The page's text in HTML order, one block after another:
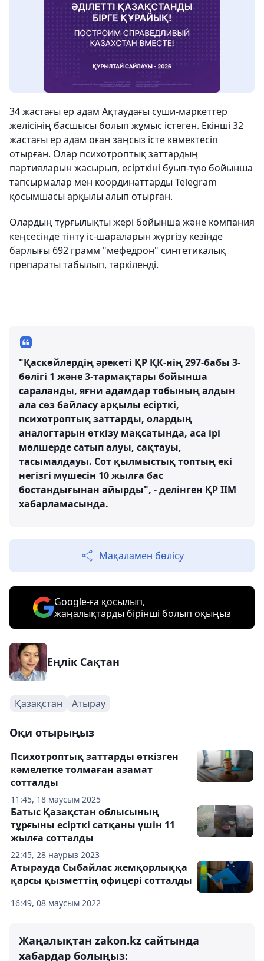
34 жастағы ер адам Ақтаудағы суши-маркеттер
желісінің басшысы болып жұмыс істеген. Екінші 32
жастағы ер адам оған заңсыз істе көмектесіп
отырған. Олар психотроптық заттардың
партияларын жасырып, есірткіні буып-түю бойынша
тапсырмалар мен координаттарды Telegram
қосымшасы арқылы алып отырған.
Олардың тұрғылықты жері бойынша және компания
кеңсесінде тінту іс-шараларын жүргізу кезінде
барлығы 692 грамм "мефедрон" синтетикалық
препараты табылып, тәркіленді.
"Қаскөйлердің әрекеті ҚР ҚК-нің 297-бабы 3-
бөлігі 1 және 3-тармақтары бойынша
сараланды, яғни адамдар тобының алдын
ала сөз байласу арқылы есірткі,
психотроптық заттарды, олардың
аналогтарын өткізу мақсатында, аса ірі
мөлшерде сатып алуы, сақтауы,
тасымалдауы. Сот қылмыстық топтың екі
негізгі мүшесін 10 жылға бас
бостандығынан айырды", - делінген ҚР ІІМ
хабарламасында.
Мақаламен бөлісу
Google-ға қосылып,
жаңалықтарды бірінші болып оқыңыз
Еңлік Сақтан
Қазақстан Атырау
Оқи отырыңыз
11:45, 18 маусым 2025
Психотроптық заттарды өткізген
кәмелетке толмаған азамат
сотталды
22:45, 28 наурыз 2023
Батыс Қазақстан облысының
тұрғыны есірткі сатқаны үшін 11
жылға сотталды
16:49, 08 маусым 2022
Атырауда Сыбайлас жемқорлыққа
қарсы қызметтің офицері сотталды
Жаңалықтан zakon.kz сайтында
хабардар болыңыз: